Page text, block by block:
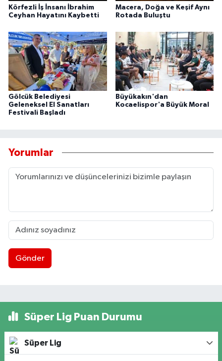
Körfezli İş İnsanı İbrahim
Ceyhan Hayatını Kaybetti
Macera, Doğa ve Keşif Aynı
Rotada Buluştu
Gölcük Belediyesi
Geleneksel El Sanatları
Festivali Başladı
Büyükakın'dan
Kocaelispor'a Büyük Moral
Yorumlar
Gönder
Süper Lig Puan Durumu
Süper Lig